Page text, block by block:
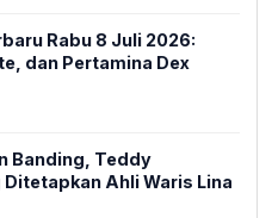
Rabu 8 Juli 2026:
dan Pertamina Dex
Banding, Teddy
Ahli Waris Lina